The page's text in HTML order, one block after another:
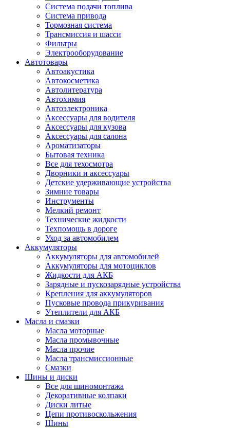
Система подачи топлива
Система привода
Тормозная система
Трансмиссия и шасси
Фильтры
Электрооборудование
Автотовары
Автоакустика
Автокосметика
Автолитература
Автохимия
Автоэлектроника
Аксессуары для водителя
Аксессуары для кузова
Аксессуары для салона
Ароматизаторы
Бытовая техника
Все для техосмотра
Дворники и аксессуары
Детские удерживающие устройства
Зимние товары
Инструменты
Мелкий ремонт
Технические жидкости
Техпомощь в дороге
Уход за автомобилем
Аккумуляторы
Аккумуляторы для автомобилей
Аккумуляторы для мотоциклов
Жидкости для АКБ
Зарядные и пускозарядные устройства
Крепления для аккумуляторов
Пусковые провода прикуривания
Утеплители для АКБ
Масла и смазки
Масла моторные
Масла промывочные
Масла прочие
Масла трансмиссионные
Смазки
Шины и диски
Все для шиномонтажа
Декоративные колпаки
Диски литые
Цепи противоскольжения
Шины